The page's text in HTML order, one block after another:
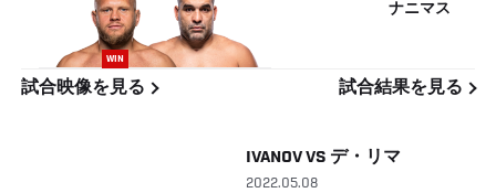
WIN
ナニマス
試合映像を見る 試合結果を見る
IVANOV VS デ・リマ
2022.05.08